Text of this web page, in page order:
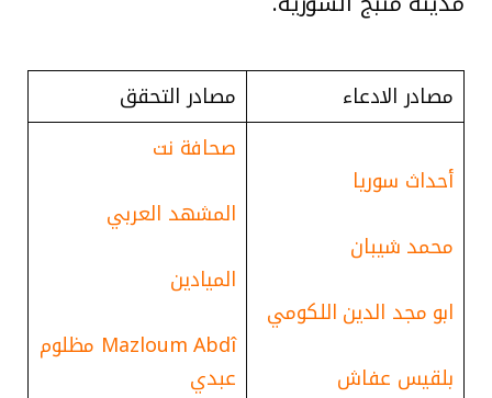
مصادر الادعاء مصادر التحقق
أحداث سوريا
محمد شيبان
ابو مجد الدين اللكومي
بلقيس عفاش
صحافة نت
المشهد العربي
الميادين
Mazloum Abdî مظلوم
عبدي